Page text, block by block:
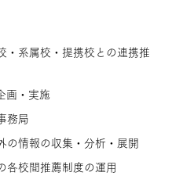
・系属校・提携校との連携推
画・実施
務局
の情報の収集・分析・展開
各校間推薦制度の運用